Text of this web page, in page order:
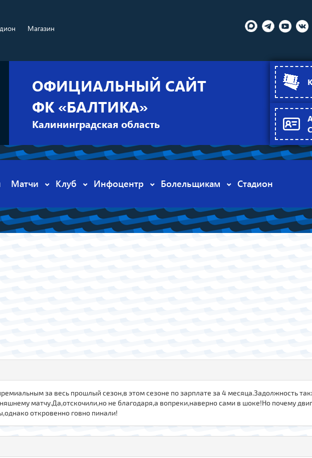
Магазин
ОФИЦИАЛЬНЫЙ САЙТ
ФК «БАЛТИКА»
Калининградская область
Матчи Клуб Инфоцентр Болельщикам Стадион
за весь прошлый сезон,в этом сезоне по зарплате за 4 месяца.Задолжность
матчу.Да,отскочили,но не благодаря,а вопреки,наверно сами в шоке!Но почему
откровенно говно пинали!